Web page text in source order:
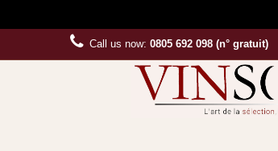
Call us now: 0805 692 098 (n° gratuit)